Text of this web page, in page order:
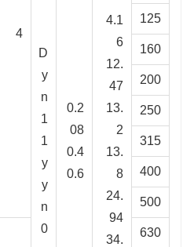
4.1
6
12.
47
13.
2
13.
8
24.
94
34.
0.2
08
0.4
0.6
D
y
n
1
1
y
y
n
0
4
125
160
200
250
315
400
500
630